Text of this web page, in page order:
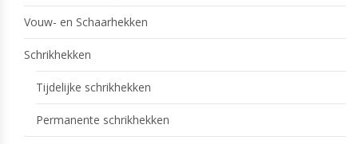
Vouw- en Schaarhekken
Schrikhekken
Tijdelijke schrikhekken
Permanente schrikhekken